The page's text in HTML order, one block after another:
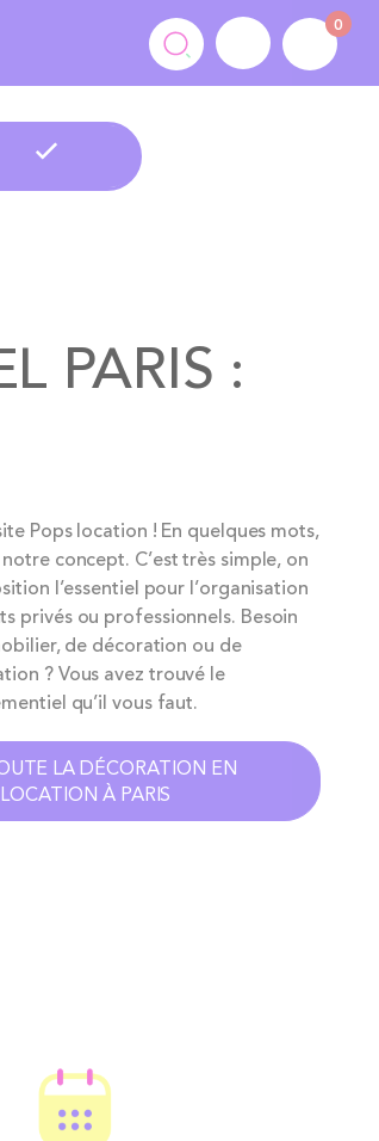
0
PARIS :
Pops location ! En quelques mots,
concept. C’est très simple, on
l’essentiel pour l’organisation
privés ou professionnels. Besoin
de décoration ou de
? Vous avez trouvé le
qu’il vous faut.
LA DÉCORATION EN
LOCATION À PARIS